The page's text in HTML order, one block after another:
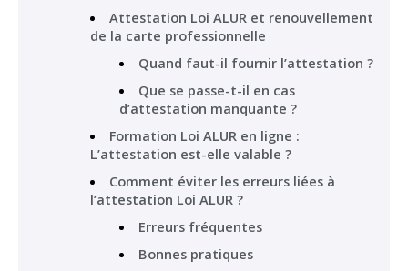
Attestation Loi ALUR et renouvellement
de la carte professionnelle
Quand faut-il fournir l’attestation ?
Que se passe-t-il en cas
d’attestation manquante ?
Formation Loi ALUR en ligne :
L’attestation est-elle valable ?
Comment éviter les erreurs liées à
l’attestation Loi ALUR ?
Erreurs fréquentes
Bonnes pratiques